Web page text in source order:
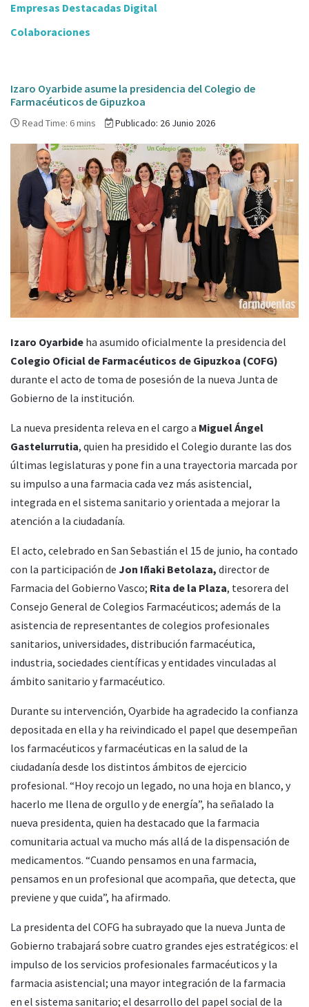
Empresas Destacadas Digital
Colaboraciones
Izaro Oyarbide asume la presidencia del Colegio de
Farmacéuticos de Gipuzkoa
Read Time: 6 mins Publicado: 26 Junio 2026
Izaro Oyarbide ha asumido oficialmente la presidencia del
Colegio Oficial de Farmacéuticos de Gipuzkoa (COFG)
durante el acto de toma de posesión de la nueva Junta de
Gobierno de la institución.
La nueva presidenta releva en el cargo a Miguel Ángel
Gastelurrutia, quien ha presidido el Colegio durante las dos
últimas legislaturas y pone fin a una trayectoria marcada por
su impulso a una farmacia cada vez más asistencial,
integrada en el sistema sanitario y orientada a mejorar la
atención a la ciudadanía.
El acto, celebrado en San Sebastián el 15 de junio, ha contado
con la participación de Jon Iñaki Betolaza, director de
Farmacia del Gobierno Vasco; Rita de la Plaza, tesorera del
Consejo General de Colegios Farmacéuticos; además de la
asistencia de representantes de colegios profesionales
sanitarios, universidades, distribución farmacéutica,
industria, sociedades científicas y entidades vinculadas al
ámbito sanitario y farmacéutico.
Durante su intervención, Oyarbide ha agradecido la confianza
depositada en ella y ha reivindicado el papel que desempeñan
los farmacéuticos y farmacéuticas en la salud de la
ciudadanía desde los distintos ámbitos de ejercicio
profesional. “Hoy recojo un legado, no una hoja en blanco, y
hacerlo me llena de orgullo y de energía”, ha señalado la
nueva presidenta, quien ha destacado que la farmacia
comunitaria actual va mucho más allá de la dispensación de
medicamentos. “Cuando pensamos en una farmacia,
pensamos en un profesional que acompaña, que detecta, que
previene y que cuida”, ha afirmado.
La presidenta del COFG ha subrayado que la nueva Junta de
Gobierno trabajará sobre cuatro grandes ejes estratégicos: el
impulso de los servicios profesionales farmacéuticos y la
farmacia asistencial; una mayor integración de la farmacia
en el sistema sanitario; el desarrollo del papel social de la